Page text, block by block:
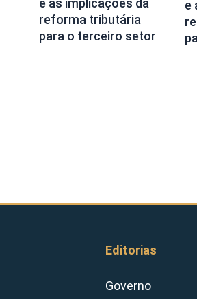
e as implicações da
reforma tributária
para o terceiro setor
e
Editorias
Governo